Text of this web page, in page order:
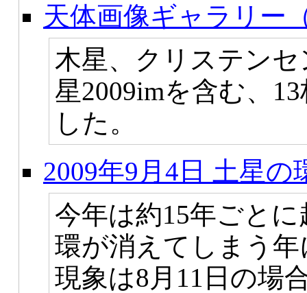
天体画像ギャラリー
木星、クリステンセ
星2009imを含む、
した。
2009年9月4日 土星の
今年は約15年ごと
環が消えてしまう
現象は8月11日の場